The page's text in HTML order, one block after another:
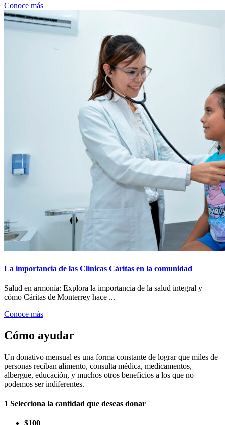
Conoce más
La importancia de las Clínicas Cáritas en la comunidad
Salud en armonía: Explora la importancia de la salud integral y
cómo Cáritas de Monterrey hace ...
Conoce más
Cómo ayudar
Un donativo mensual es una forma constante de lograr que miles de
personas reciban alimento, consulta médica, medicamentos,
albergue, educación, y muchos otros beneficios a los que no
podemos ser indiferentes.
1 Selecciona la cantidad que deseas donar